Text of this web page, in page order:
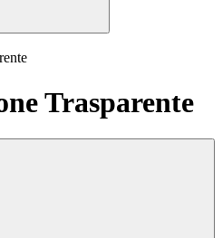
Trasparente